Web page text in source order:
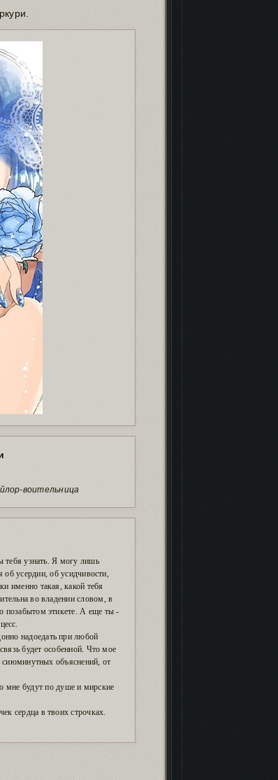
воительница
тебя узнать. Я могу лишь
усердии, об усидчивости,
именно такая, какой тебя
во владении словом, в
позабытом этикете. А еще ты -
надоедать при любой
будет особенной. Что мое
сиюминутных объяснений, от
мне будут по душе и мирские
сердца в твоих строчках.